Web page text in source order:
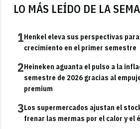
LO MÁS LEÍDO DE LA
1Henkel eleva sus perspectivas
crecimiento en el primer semestre
2Heineken aguanta el pulso a la
semestre de 2026 gracias al
premium
3Los supermercados ajustan el
frenar las mermas por el calor y el